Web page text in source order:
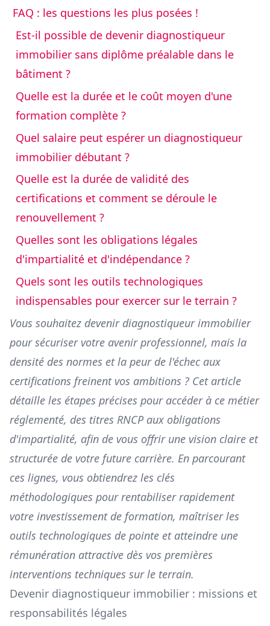
FAQ : les questions les plus posées !
Est-il possible de devenir diagnostiqueur
immobilier sans diplôme préalable dans le
bâtiment ?
Quelle est la durée et le coût moyen d'une
formation complète ?
Quel salaire peut espérer un diagnostiqueur
immobilier débutant ?
Quelle est la durée de validité des
certifications et comment se déroule le
renouvellement ?
Quelles sont les obligations légales
d'impartialité et d'indépendance ?
Quels sont les outils technologiques
indispensables pour exercer sur le terrain ?
Vous souhaitez devenir diagnostiqueur immobilier
pour sécuriser votre avenir professionnel, mais la
densité des normes et la peur de l'échec aux
certifications freinent vos ambitions ? Cet article
détaille les étapes précises pour accéder à ce métier
réglementé, des titres RNCP aux obligations
d'impartialité, afin de vous offrir une vision claire et
structurée de votre future carrière. En parcourant
ces lignes, vous obtiendrez les clés
méthodologiques pour rentabiliser rapidement
votre investissement de formation, maîtriser les
outils technologiques de pointe et atteindre une
rémunération attractive dès vos premières
interventions techniques sur le terrain.
Devenir diagnostiqueur immobilier : missions et
responsabilités légales